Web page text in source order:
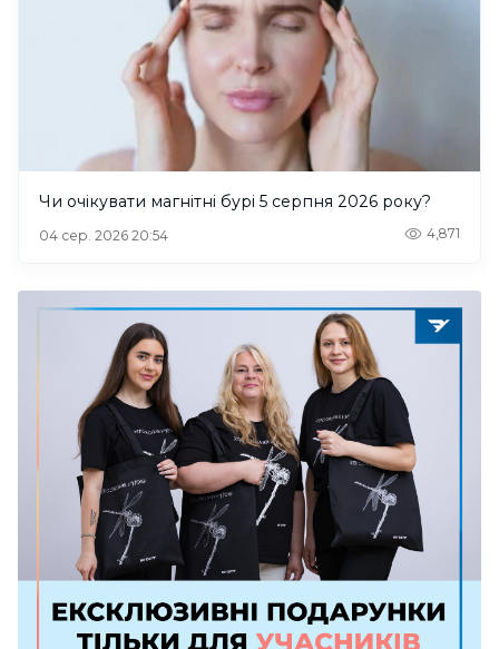
Чи очікувати магнітні бурі 5 серпня 2026 року?
04 сер. 2026 20:54 4,871